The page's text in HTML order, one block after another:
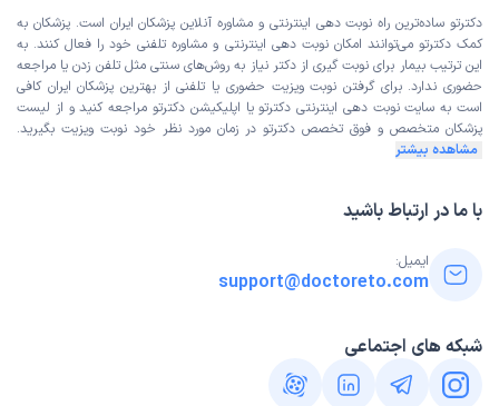
ایشان فوق العاده مهربان حامی و در تخصص خودشون موفق
هستند
علت مراجعه: مشاوره در زمینه مشکلات زناشویی و خانوادگی
دکترتو ساده‌ترین راه نوبت‌ دهی اینترنتی و مشاوره آنلاین پزشکان ایران است. پزشکان به
کمک دکترتو می‌توانند امکان نوبت دهی اینترنتی و مشاوره تلفنی خود را فعال کنند. به
این ترتیب بیمار برای نوبت گیری از دکتر نیاز به روش‌های سنتی مثل تلفن زدن یا مراجعه
حضوری ندارد. برای گرفتن نوبت ویزیت حضوری یا تلفنی از بهترین پزشکان ایران کافی
است به سایت نوبت دهی اینترنتی دکترتو یا اپلیکیشن دکترتو مراجعه کنید و از لیست
پزشکان متخصص و فوق تخصص دکترتو در زمان مورد نظر خود نوبت ویزیت بگیرید.
مشاهده بیشتر
با ما در ارتباط باشید
ایمیل:
support@doctoreto.com
شبکه های اجتماعی